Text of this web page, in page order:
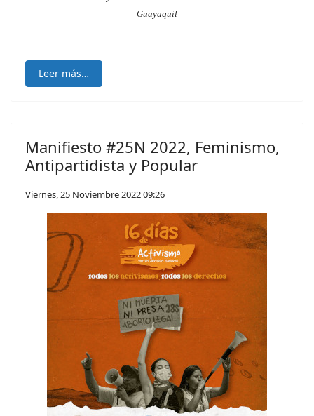
Guayaquil
Leer más…
Manifiesto #25N 2022, Feminismo,
Antipartidista y Popular
Viernes, 25 Noviembre 2022 09:26